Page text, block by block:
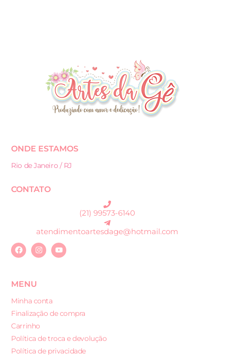
ONDE ESTAMOS
Rio de Janeiro / RJ
CONTATO
(21) 99573-6140
atendimentoartesdage@hotmail.com
MENU
Minha conta
Finalização de compra
Carrinho
Política de troca e devolução
Política de privacidade